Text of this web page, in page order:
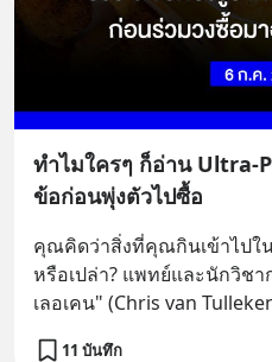
ทำไมใครๆ ก็อ่าน Ultra-
ข้อก่อนพุ่งตัวไปซื้อ
คุณคิดว่าสิ่งที่คุณกินเข้าไปใ
หรือเปล่า? แพทย์และนักวิช
เลอเคน" (Chris van
11 บันทึก